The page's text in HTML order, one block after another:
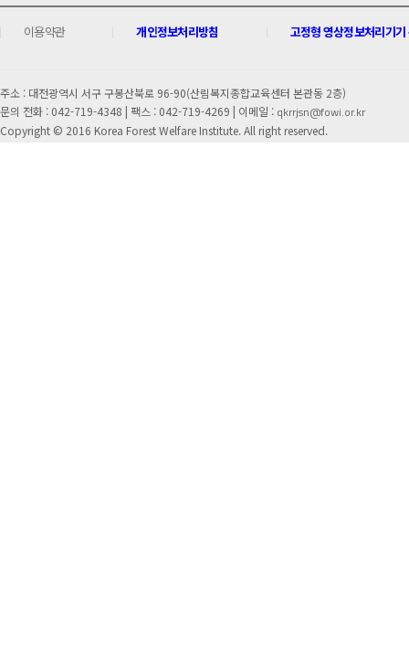
이용약관 개인정보처리방침 고정형 영상정보처리기기
주소 : 대전광역시 서구 구봉산북로 96-90(산림복지종합교육센터 본관동 2층)
문의 전화 : 042-719-4348 | 팩스 : 042-719-4269 | 이메일 : qkrrjsn@fowi.or.kr
Copyright © 2016 Korea Forest Welfare Institute. All right reserved.